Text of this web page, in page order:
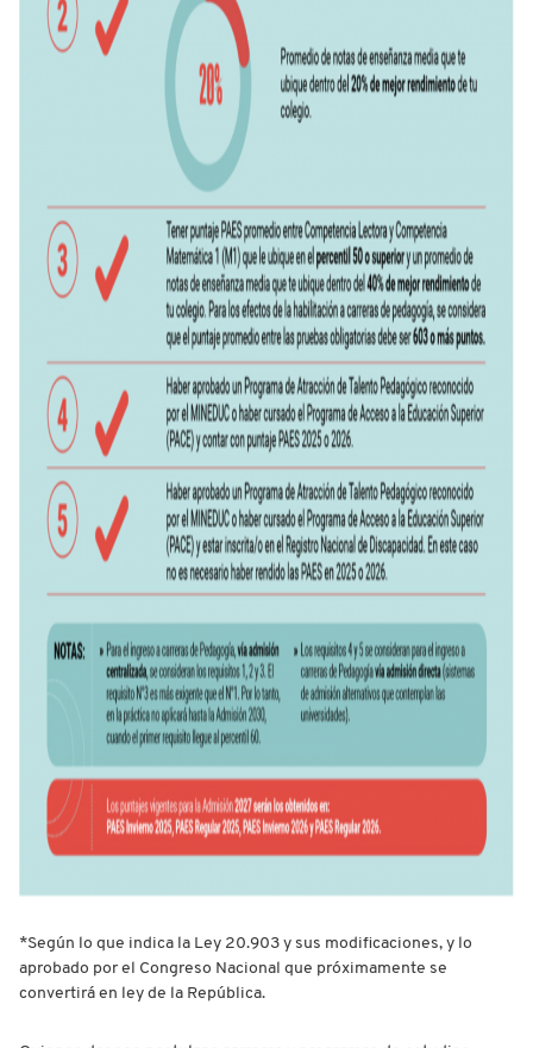
*Según lo que indica la Ley 20.903 y sus modificaciones, y lo
aprobado por el Congreso Nacional que próximamente se
convertirá en ley de la República.